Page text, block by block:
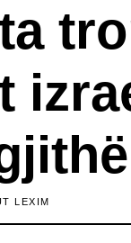
LEXIM